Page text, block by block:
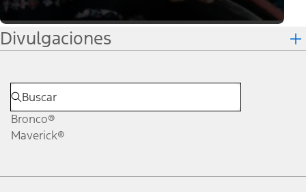
Divulgaciones
Bronco®
Maverick®